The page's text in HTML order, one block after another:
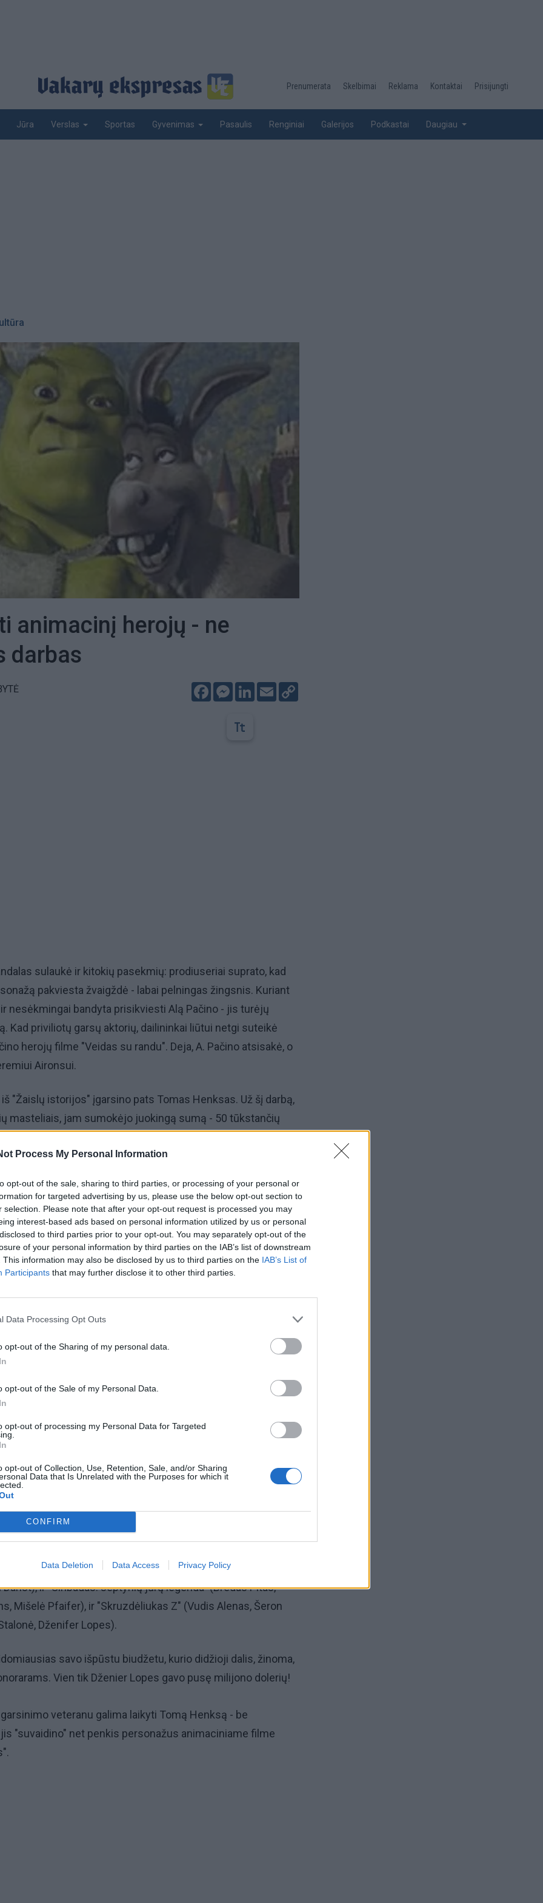
Process My Personal Information
opt-out of the sale, sharing to third parties, or processing of your personal or
for targeted advertising by us, please use the below opt-out section to
selection. Please note that after your opt-out request is processed you may
interest-based ads based on personal information utilized by us or personal
to third parties prior to your opt-out. You may separately opt-out of the
of your personal information by third parties on the IAB’s list of downstream
This information may also be disclosed by us to third parties on the IAB’s List of
Participants that may further disclose it to other third parties.
Data Processing Opt Outs
opt-out of the Sharing of my personal data.
opt-out of the Sale of my Personal Data.
opt-out of processing my Personal Data for Targeted
opt-out of Collection, Use, Retention, Sale, and/or Sharing
Data that Is Unrelated with the Purposes for which it
CONFIRM
Data Deletion Data Access Privacy Policy
Desktop
top
Prenumerata Skelbimai Reklama Kontaktai Prisijungti
Jūra Verslas Sportas Gyvenimas Pasaulis Renginiai Galerijos Podkastai Daugiau
animacinį herojų - ne
darbas
FacebookMessenger
LinkedIn
Email
sulaukė ir kitokių pasekmių: prodiuseriai suprato, kad
pakviesta žvaigždė - labai pelningas žingsnis. Kuriant
nesėkmingai bandyta prisikviesti Alą Pačino - jis turėjų
Kad priviliotų garsų aktorių, dailininkai liūtui netgi suteikė
herojų filme "Veidas su randu". Deja, A. Pačino atsisakė, o
Aironsui.
iš "Žaislų istorijos" įgarsino pats Tomas Henksas. Už šį darbą,
masteliais, jam sumokėjo juokingą sumą - 50 tūkstančių
koks bus atlygis, kai ekranuose pasirodys "Žaislų istorija-
pabaigą Ukrainoje
Kraupi avarija prie Vilniaus atėmė tris brangiausius
žmones: pranešė, kaip bus atsisveikinama su mergaite, jos
mama ir močiute
apstu - ir "Anastasija" (įgarsino Meg Rajan, Džonas
ir "Sinbadas: septynių jūrų legenda" (Bredas Pitas,
Mišelė Pfaifer), ir "Skruzdėliukas Z" (Vudis Alenas, Šeron
Dženifer Lopes).
savo išpūstu biudžetu, kurio didžioji dalis, žinoma,
Vien tik Dženier Lopes gavo pusę milijono dolerių!
veteranu galima laikyti Tomą Henksą - be
"suvaidino" net penkis personažus animaciniame filme